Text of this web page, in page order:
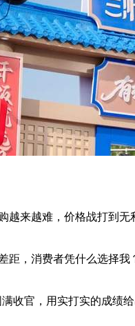
来越难，价格战打到无
距，消费者凭什么选择我
收官，用实打实的成绩